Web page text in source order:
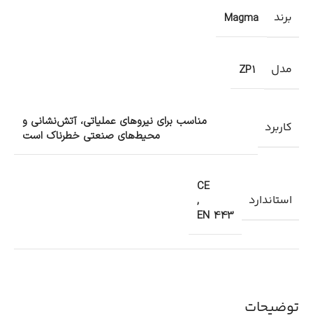
توضیحات
برند Magma
مدل ZP1
کاربرد
مناسب برای نیروهای عملیاتی، آتش‌نشانی و
محیط‌های صنعتی خطرناک است
استاندارد
CE
,
EN 443